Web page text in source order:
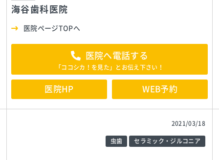
海谷歯科医院
医院ページTOPへ
医院へ電話する
「ココシカ！を見た」とお伝え下さい！
医院HP WEB予約
虫歯 セラミック・ジルコニア
2021/03/18